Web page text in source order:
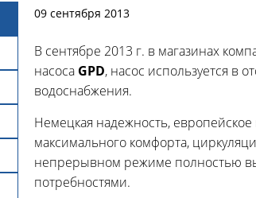
09 сентября 2013
В сентябре 2013 г. в магазинах
насоса GPD, насос используется в
водоснабжения.
Немецкая надежность,
максимального комфорта,
непрерывном режиме полностью
потребностями.